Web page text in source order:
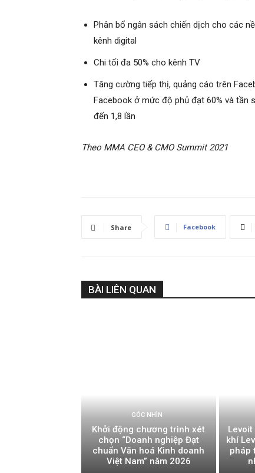
Phân bổ ngân sách chiến dịch cho các
kênh digital
Chi tối đa 50% cho kênh TV
Tăng cường tiếp thị, quảng cáo trên
Facebook ở mức độ phủ đạt 60% và tần
đến 1,8 lần
Theo MMA CEO & CMO Summit 2021
Share Facebook
BÀI LIÊN QUAN
GÓC NHÌN
Khởi động chương trình xét
chọn “Doanh nghiệp Đạt
chuẩn Văn hoá Kinh doanh
Việt Nam” năm 2026
khí
pháp